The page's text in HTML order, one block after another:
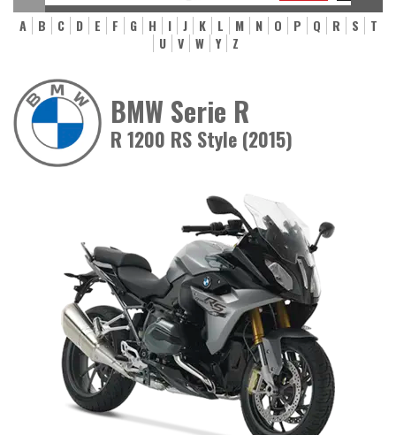
A B C D E F G H I J K L M N O P Q R S
T
U
V W Y Z
BMW Serie R
R 1200 RS Style (2015)